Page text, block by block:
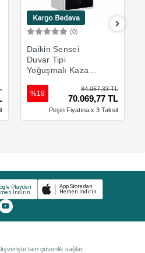
(0)
Daikin Sensei
Duvar Tipi
Yoğuşmalı Kazan
84.957,33 TL
70.069,77 TL
%18
Peşin Fiyatına x 3 Taksit
tam güvenlik sağlar.